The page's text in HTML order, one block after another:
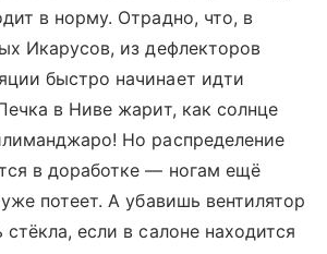
в норму. Отрадно, что, в
Икарусов, из дефлекторов
быстро начинает идти
в Ниве жарит, как солнце
Но распределение
в доработке — ногам ещё
потеет. А убавишь вентилятор
если в салоне находится